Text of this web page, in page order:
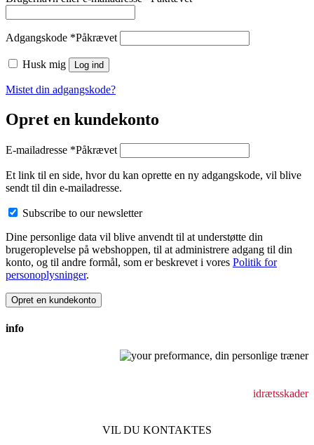
Adgangskode *Påkrævet
Husk mig Log ind
Mistet din adgangskode?
Opret en kundekonto
E-mailadresse *Påkrævet
Et link til en side, hvor du kan oprette en ny adgangskode, vil blive
sendt til din e-mailadresse.
Subscribe to our newsletter
Dine personlige data vil blive anvendt til at understøtte din
brugeroplevelse på webshoppen, til at administrere adgang til din
konto, og til andre formål, som er beskrevet i vores Politik for
personoplysninger.
Opret en kundekonto
info
idrætsskader
VIL DU KONTAKTES